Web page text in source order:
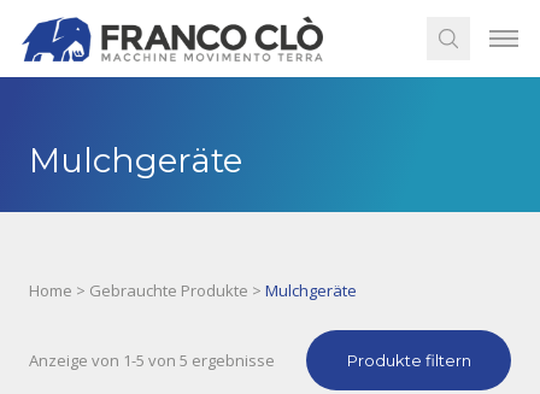
Mulchgeräte
Home > Gebrauchte Produkte > Mulchgeräte
Anzeige von 1-5 von 5 ergebnisse Produkte filtern